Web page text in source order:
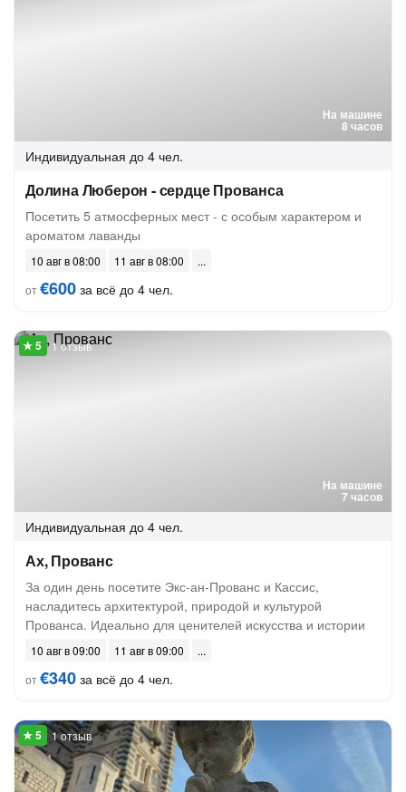
На машине
8 часов
Индивидуальная до 4 чел.
Долина Люберон - сердце Прованса
Посетить 5 атмосферных мест - с особым характером и
ароматом лаванды
10 авг в 08:00
11 авг в 08:00
от€600 за всё до 4 чел.
На машине
7 часов
1 отзыв
Индивидуальная до 4 чел.
Ах, Прованс
За один день посетите Экс-ан-Прованс и Кассис,
насладитесь архитектурой, природой и культурой
Прованса. Идеально для ценителей искусства и истории
10 авг в 09:00
11 авг в 09:00
от€340 за всё до 4 чел.
1 отзыв